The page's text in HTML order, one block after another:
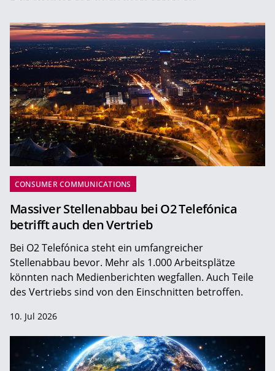
CONSUMER COMMUNICATIONS
Massiver Stellenabbau bei O2 Telefónica
betrifft auch den Vertrieb
Bei O2 Telefónica steht ein umfangreicher
Stellenabbau bevor. Mehr als 1.000 Arbeitsplätze
könnten nach Medienberichten wegfallen. Auch Teile
des Vertriebs sind von den Einschnitten betroffen.
10. Jul 2026